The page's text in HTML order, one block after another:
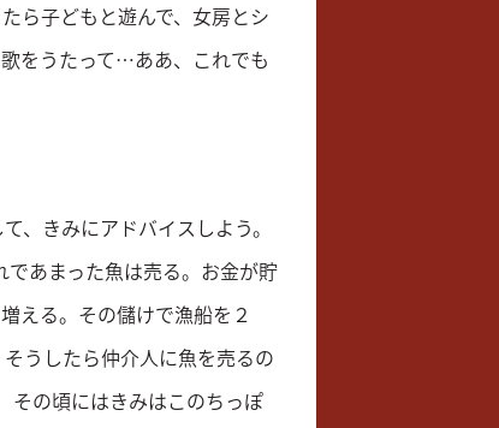
ら子どもと遊んで、女房とシ
をうたって…ああ、これでも
、きみにアドバイスしよう。
あまった魚は売る。お金が貯
える。その儲けで漁船を２
うしたら仲介人に魚を売るの
その頃にはきみはこのちっぽ